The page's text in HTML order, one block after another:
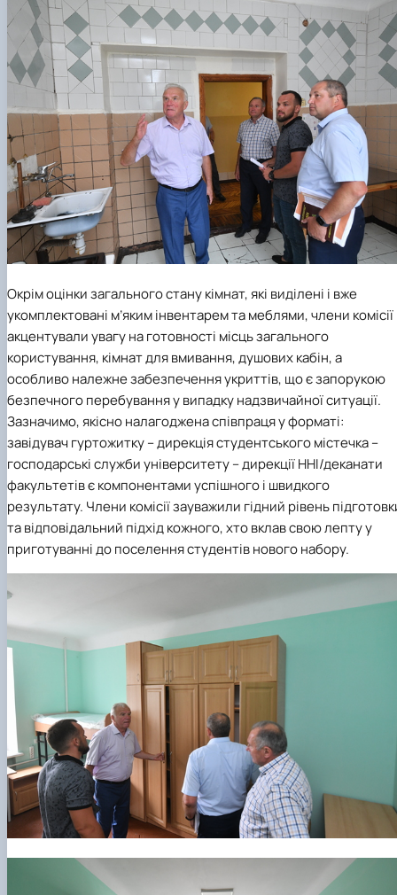
Окрім оцінки загального стану кімнат, які виділені і вже
укомплектовані м’яким інвентарем та меблями, члени комісії
акцентували увагу на готовності місць загального
користування, кімнат для вмивання, душових кабін, а
особливо належне забезпечення укриттів, що є запорукою
безпечного перебування у випадку надзвичайної ситуації.
Зазначимо, якісно налагоджена співпраця у форматі:
завідувач гуртожитку – дирекція студентського містечка –
господарські служби університету – дирекції ННІ/деканати
факультетів є компонентами успішного і швидкого
результату. Члени комісії зауважили гідний рівень
та відповідальний підхід кожного, хто вклав свою лепту у
приготуванні до поселення студентів нового набору.